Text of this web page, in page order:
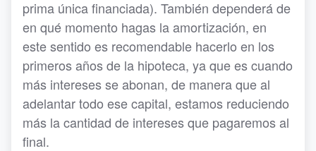
prima única financiada). También dependerá de
en qué momento hagas la amortización, en
este sentido es recomendable hacerlo en los
primeros años de la hipoteca, ya que es cuando
más intereses se abonan, de manera que al
adelantar todo ese capital, estamos reduciendo
más la cantidad de intereses que pagaremos al
final.